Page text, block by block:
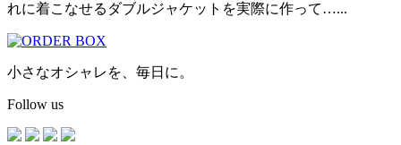
れに着こなせるダブルジャケットを実際に作って…...
小さなオシャレを、毎日に。
Follow us